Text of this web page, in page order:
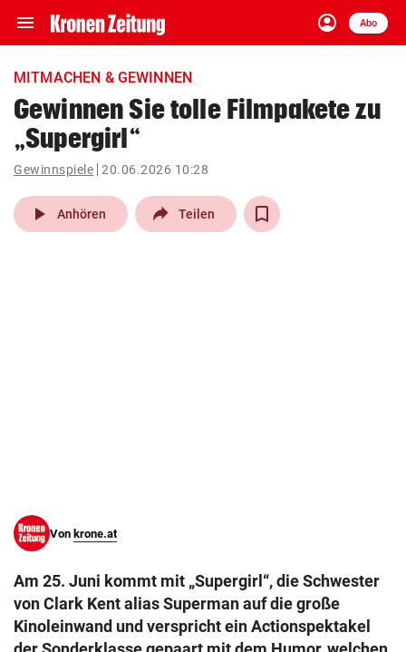
menu Navigation
ein-/ausklappen
account_circle
Anmelden
Abo
close Schließen
account_circle Anmelden
pin_drop
Wien arrow_right
MITMACHEN & GEWINNEN
Gewinnen Sie tolle Filmpakete zu
„Supergirl“
Gewinnspiele 20.06.2026 10:28
play_arrow Anhören Teilen
Von krone.at
Am 25. Juni kommt mit „Supergirl“, die Schwester
von Clark Kent alias Superman auf die große
Kinoleinwand und verspricht ein Actionspektakel